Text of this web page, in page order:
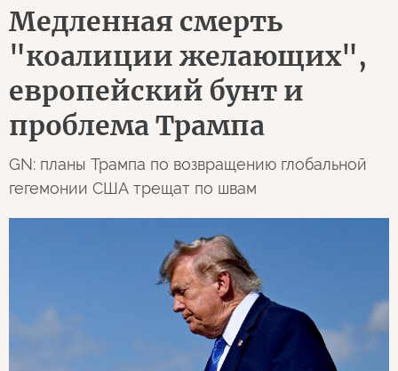
Медленная смерть
"коалиции желающих",
европейский бунт и
проблема Трампа
GN: планы Трампа по возвращению глобальной
гегемонии США трещат по швам